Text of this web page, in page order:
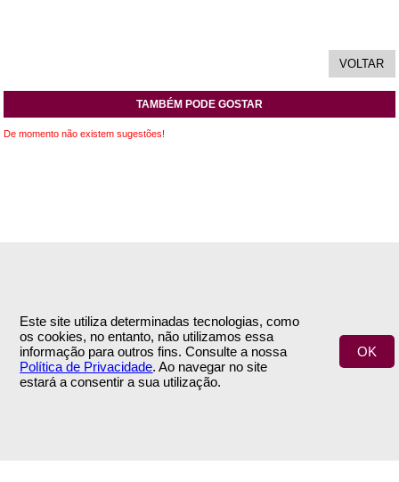
Este site utiliza determinadas tecnologias, como
os cookies, no entanto, não utilizamos essa
informação para outros fins. Consulte a nossa
Política de Privacidade. Ao navegar no site
estará a consentir a sua utilização.
OK
TAMBÉM PODE GOSTAR
De momento não existem sugestões!
Termos e Condições
Política de Privacidade
Contactos
Envio
Trocas & Devoluções
ÁREA DE CLIENTE
SIGA-NOS